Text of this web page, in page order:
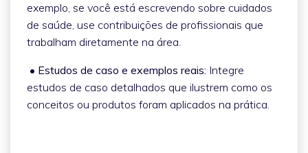
exemplo, se você está escrevendo sobre cuidados
de saúde, use contribuições de profissionais que
trabalham diretamente na área.
• Estudos de caso e exemplos reais: Integre
estudos de caso detalhados que ilustrem como os
conceitos ou produtos foram aplicados na prática.